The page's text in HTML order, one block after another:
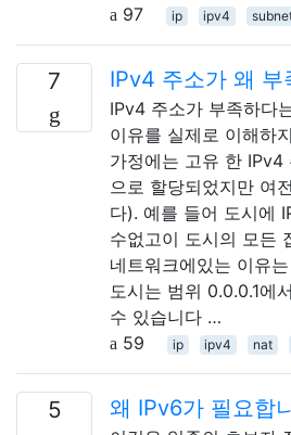
97
ip ipv4
7 IPv4 주소가 왜 부
IPv4 주소가 부족하다
이유를 실제로 이해하
가정에는 고유 한 IPv4
으로 할당되었지만 여
다). 예를 들어 도시에
수없고이 도시의 모든
네트워크에있는 이유
도시는 범위 0.0.0.1에
수 있습니다 …
59
ip ipv4 nat
5 왜 IPv6가 필요합